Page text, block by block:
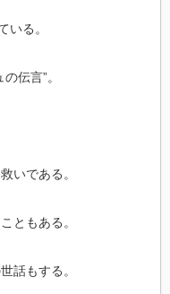
いる。
伝言”。
いである。
ともある。
話もする。